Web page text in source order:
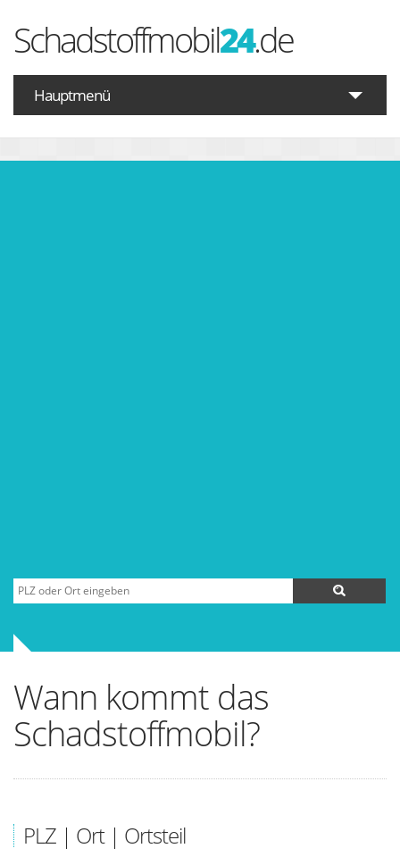
Schadstoffmobil24.de
Hauptmenü
Startseite
Wann kommt das
Schadstoffmobil?
PLZ | Ort | Ortsteil